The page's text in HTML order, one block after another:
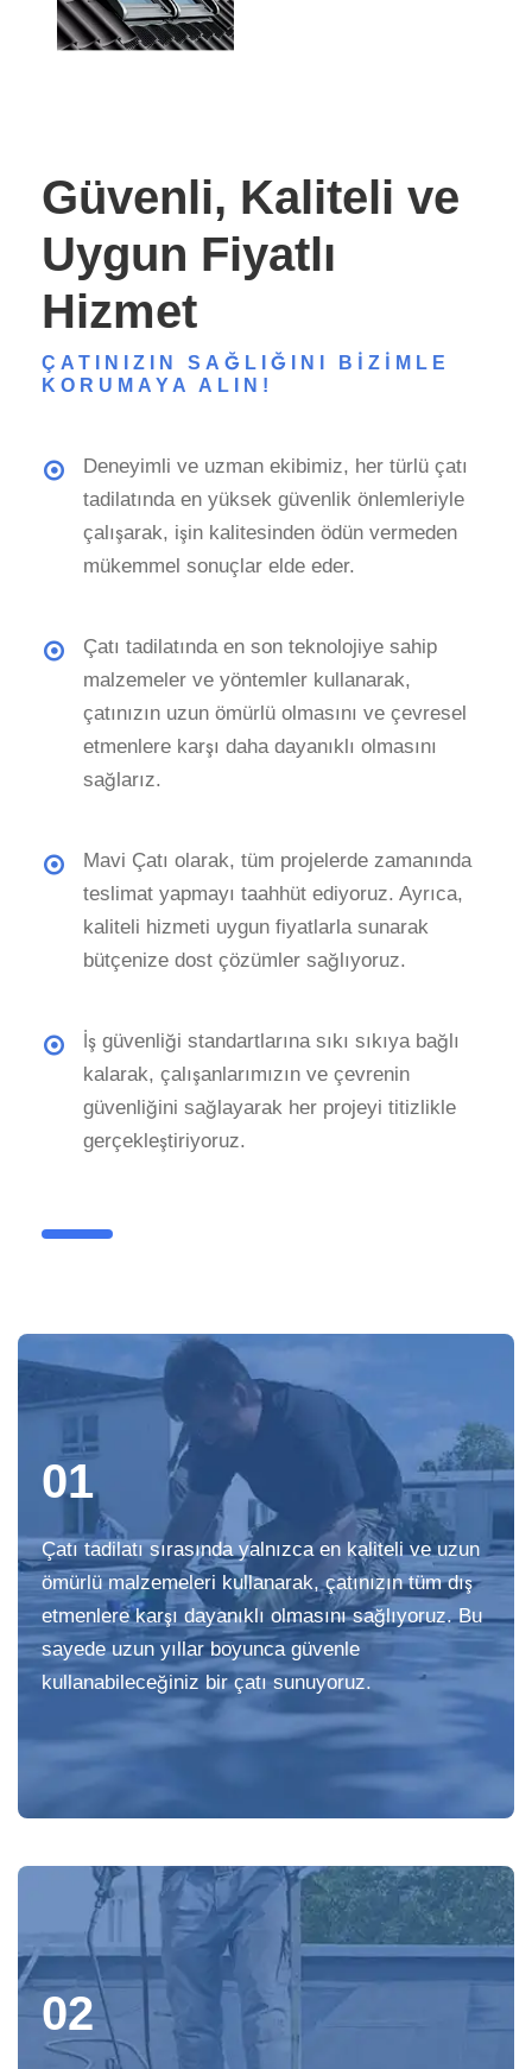
Güvenli, Kaliteli ve
Uygun Fiyatlı
Hizmet
ÇATINIZIN SAĞLIĞINI BIZIMLE
KORUMAYA ALIN!
Deneyimli ve uzman ekibimiz, her türlü çatı
tadilatında en yüksek güvenlik önlemleriyle
çalışarak, işin kalitesinden ödün vermeden
mükemmel sonuçlar elde eder.
Çatı tadilatında en son teknolojiye sahip
malzemeler ve yöntemler kullanarak,
çatınızın uzun ömürlü olmasını ve çevresel
etmenlere karşı daha dayanıklı olmasını
sağlarız.
Mavi Çatı olarak, tüm projelerde zamanında
teslimat yapmayı taahhüt ediyoruz. Ayrıca,
kaliteli hizmeti uygun fiyatlarla sunarak
bütçenize dost çözümler sağlıyoruz.
İş güvenliği standartlarına sıkı sıkıya bağlı
kalarak, çalışanlarımızın ve çevrenin
güvenliğini sağlayarak her projeyi titizlikle
gerçekleştiriyoruz.
01
Çatı tadilatı sırasında yalnızca en kaliteli ve uzun
ömürlü malzemeleri kullanarak, çatınızın tüm dış
etmenlere karşı dayanıklı olmasını sağlıyoruz. Bu
sayede uzun yıllar boyunca güvenle
kullanabileceğiniz bir çatı sunuyoruz.
02